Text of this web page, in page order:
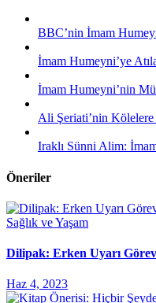
BBC’nin İmam
İmam Humeyni’ye
İmam Humeyni’nin
Ali Şeriati’nin
Iraklı Sünni Alim:
Öneriler
Sağlık ve Yaşam
Dilipak: Erken Uyarı
Haz 4, 2023